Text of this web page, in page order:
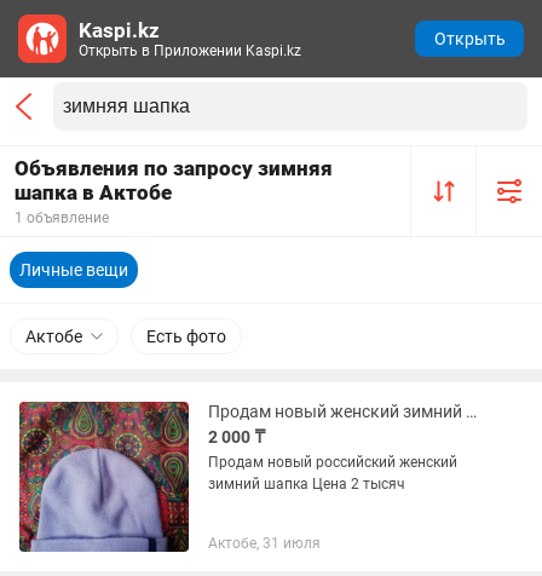
Объявления по запросу зимняя
шапка в Актобе
1 объявление
Личные вещи
Актобе Есть фото
Продам новый женский зимний шапка
2 000 ₸
Продам новый российский женский
зимний шапка Цена 2 тысяч
Актобе, 31 июля
Kaspi.kz
Открыть в Приложении Kaspi.kz
Открыть